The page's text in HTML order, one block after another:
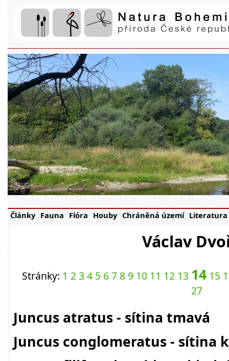
Články Fauna Flóra Houby Chráněná území Literatura
Václav
Stránky: 1 2 3 4 5 6 7 8 9 10 11 12 13 14 15
27
Juncus atratus - sítina tmavá
Juncus conglomeratus - sítina